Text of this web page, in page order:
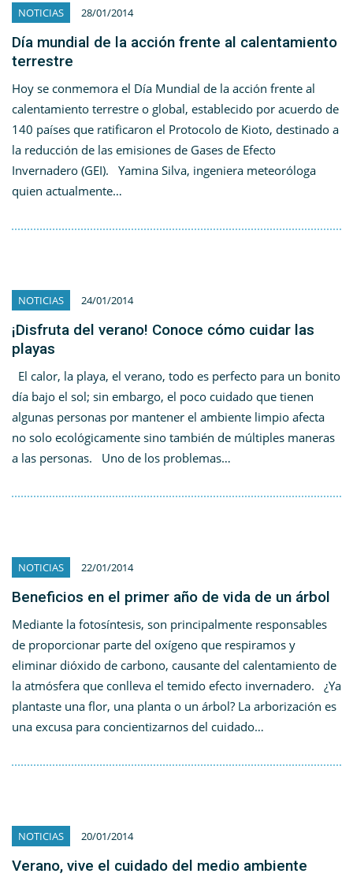
NOTICIAS 28/01/2014
Día mundial de la acción frente al calentamiento
terrestre
Hoy se conmemora el Día Mundial de la acción frente al
calentamiento terrestre o global, establecido por acuerdo de
140 países que ratificaron el Protocolo de Kioto, destinado a
la reducción de las emisiones de Gases de Efecto
Invernadero (GEI). Yamina Silva, ingeniera meteoróloga
quien actualmente…
NOTICIAS 24/01/2014
¡Disfruta del verano! Conoce cómo cuidar las
playas
El calor, la playa, el verano, todo es perfecto para un bonito
día bajo el sol; sin embargo, el poco cuidado que tienen
algunas personas por mantener el ambiente limpio afecta
no solo ecológicamente sino también de múltiples maneras
a las personas. Uno de los problemas…
NOTICIAS 22/01/2014
Beneficios en el primer año de vida de un árbol
Mediante la fotosíntesis, son principalmente responsables
de proporcionar parte del oxígeno que respiramos y
eliminar dióxido de carbono, causante del calentamiento de
la atmósfera que conlleva el temido efecto invernadero. ¿Ya
plantaste una flor, una planta o un árbol? La arborización es
una excusa para concientizarnos del cuidado…
NOTICIAS 20/01/2014
Verano, vive el cuidado del medio ambiente